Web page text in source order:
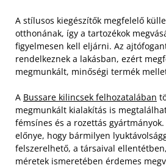
A stílusos kiegészítők megfelelő
otthonának, így a tartozékok
figyelmesen kell eljárni. Az
rendelkeznek a lakásban, ezért
megmunkált, minőségi termék
A Bussare kilincsek felhozatalában
megmunkált kialakítás is
fémsínes és a rozettás
előnye, hogy bármilyen
felszerelhető, a társaival
méretek ismeretében érdemes